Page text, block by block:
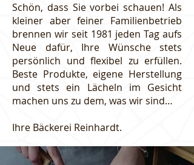
Schön, dass Sie vorbei schauen! Als
kleiner aber feiner Familienbetrieb
brennen wir seit 1981 jeden Tag aufs
Neue dafür, Ihre Wünsche stets
persönlich und flexibel zu erfüllen.
Beste Produkte, eigene Herstellung
und stets ein Lächeln im Gesicht
machen uns zu dem, was wir sind…
Ihre Bäckerei Reinhardt.